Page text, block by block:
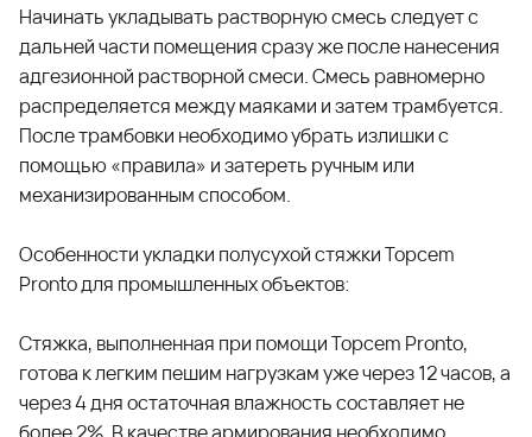
Начинать укладывать растворную смесь следует с
дальней части помещения сразу же после нанесения
адгезионной растворной смеси. Смесь равномерно
распределяется между маяками и затем трамбуется.
После трамбовки необходимо убрать излишки с
помощью «правила» и затереть ручным или
механизированным способом.
Особенности укладки полусухой стяжки Topcem
Pronto для промышленных объектов:
Стяжка, выполненная при помощиTopcem Pronto,
готова к легким пешим нагрузкам уже через 12 часов, а
через 4 дня остаточная влажность составляет не